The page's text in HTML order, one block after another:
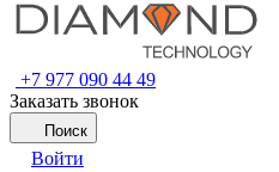
+7 977 090 44 49
Заказать звонок
Поиск
Войти